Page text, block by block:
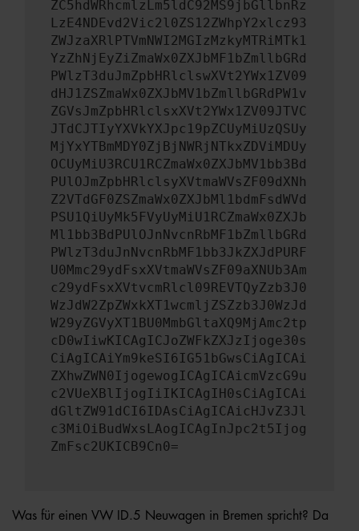
ZC5hdWRhcmlzLm5ldC92MS9jbGllbnRz
LzE4NDEvd2Vic2l0ZS12ZWhpY2xlcz93
ZWJzaXRlPTVmNWI2MGIzMzkyMTRiMTk1
YzZhNjEyZiZmaWx0ZXJbMF1bZmllbGRd
PWlzT3duJmZpbHRlclswXVt2YWx1ZV09
dHJ1ZSZmaWx0ZXJbMV1bZmllbGRdPW1v
ZGVsJmZpbHRlclsxXVt2YWx1ZV09JTVC
JTdCJTIyYXVkYXJpc19pZCUyMiUzQSUy
MjYxYTBmMDY0ZjBjNWRjNTkxZDViMDUy
OCUyMiU3RCU1RCZmaWx0ZXJbMV1bb3Bd
PUlOJmZpbHRlclsyXVtmaWVsZF09dXNh
Z2VTdGF0ZSZmaWx0ZXJbMl1bdmFsdWVd
PSU1QiUyMk5FVyUyMiU1RCZmaWx0ZXJb
Ml1bb3BdPUlOJnNvcnRbMF1bZmllbGRd
PWlzT3duJnNvcnRbMF1bb3JkZXJdPURF
U0Mmc29ydFsxXVtmaWVsZF09aXNUb3Am
c29ydFsxXVtvcmRlcl09REVTQyZzb3J0
WzJdW2ZpZWxkXT1wcmljZSZzb3J0WzJd
W29yZGVyXT1BU0MmbGltaXQ9MjAmc2tp
cD0wIiwKICAgICJoZWFkZXJzIjoge30s
CiAgICAiYm9keSI6IG51bGwsCiAgICAi
ZXhwZWN0IjogewogICAgICAicmVzcG9u
c2VUeXBlIjogIiIKICAgIH0sCiAgICAi
dGltZW91dCI6IDAsCiAgICAicHJvZ3Jl
c3MiOiBudWxsLAogICAgInJpc2t5Ijog
ZmFsc2UKICB9Cn0=
Was für einen VW ID.5 Neuwagen in Bremen spricht? Da